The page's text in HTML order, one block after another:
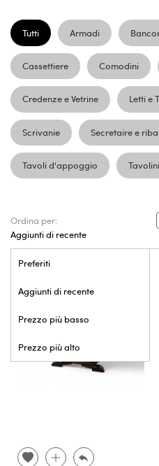
Tutti Armadi
Cassettiere Comodini
Credenze e Vetrine Letti e
Scrivanie Secretaire e
Tavoli d'appoggio
Ordina per:
Aggiunti di recente
Preferiti
Aggiunti di recente
Prezzo più basso
Prezzo più alto